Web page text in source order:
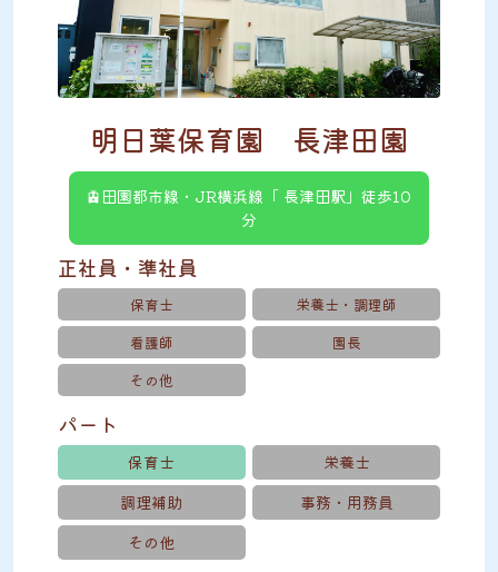
明日葉保育園 長津田園
🚊田園都市線・JR横浜線「 長津田駅」徒歩10
分
正社員・準社員
保育士
栄養士・調理師
看護師
園長
その他
パート
保育士
栄養士
調理補助
事務・用務員
その他